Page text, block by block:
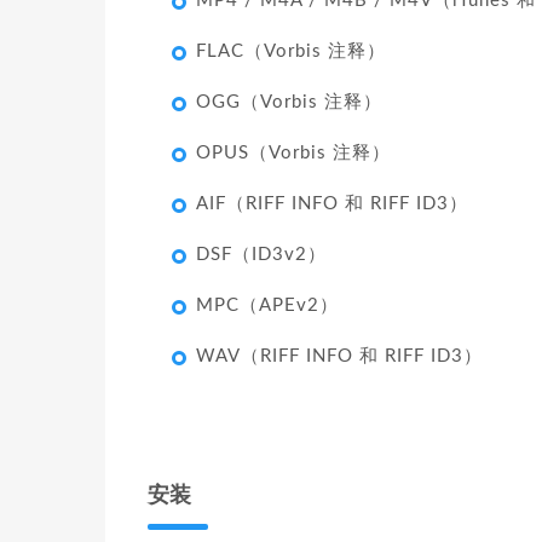
FLAC（Vorbis 注释）
OGG（Vorbis 注释）
OPUS（Vorbis 注释）
AIF（RIFF INFO 和 RIFF ID3）
DSF（ID3v2）
MPC（APEv2）
WAV（RIFF INFO 和 RIFF ID3）
安装